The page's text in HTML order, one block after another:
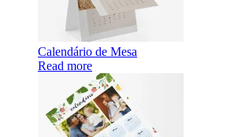
Calendário de Mesa
Read more